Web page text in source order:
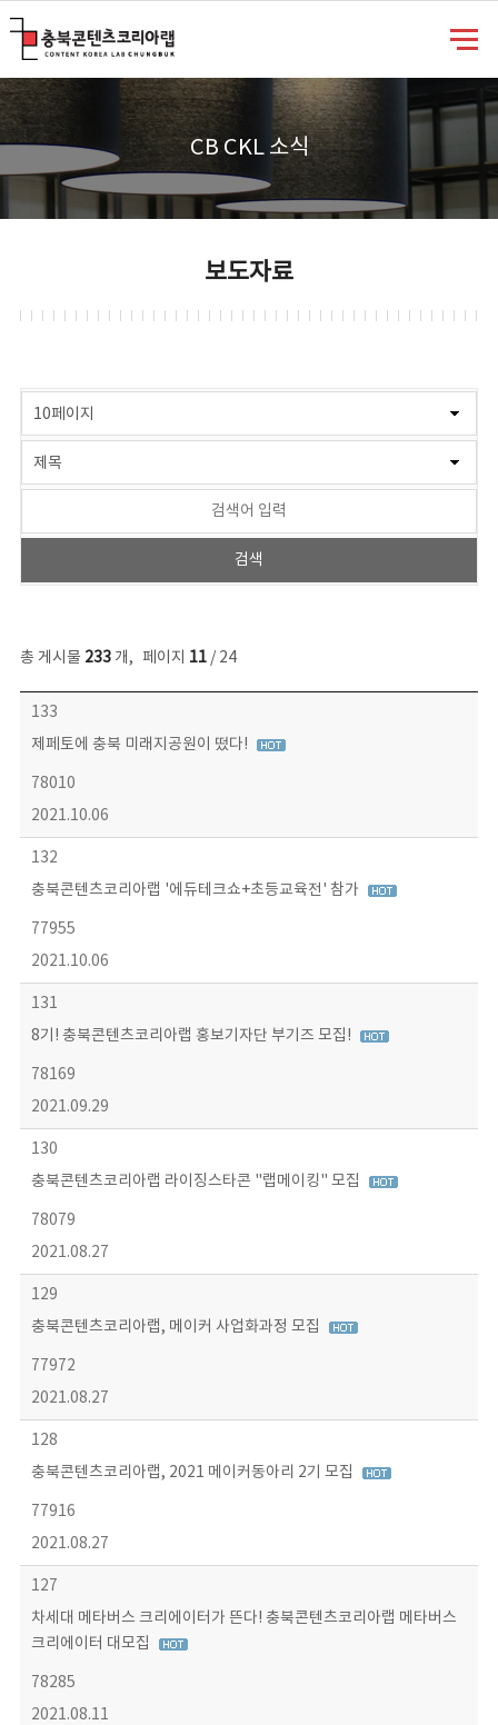
CB CKL 소식
보도자료
총 게시물 233개, 페이지 11/ 24
보도자료 목록 - 번호, 제목, 작성자, 파일, 조회수, 작성일 정보 제공
133
제페토에 충북 미래지공원이 떴다!
78010
2021.10.06
132
충북콘텐츠코리아랩 '에듀테크쇼+초등교육전' 참가
77955
2021.10.06
131
8기! 충북콘텐츠코리아랩 홍보기자단 부기즈 모집!
78169
2021.09.29
130
충북콘텐츠코리아랩 라이징스타콘 "랩메이킹" 모집
78079
2021.08.27
129
충북콘텐츠코리아랩, 메이커 사업화과정 모집
77972
2021.08.27
128
충북콘텐츠코리아랩, 2021 메이커동아리 2기 모집
77916
2021.08.27
127
차세대 메타버스 크리에이터가 뜬다! 충북콘텐츠코리아랩 메타버스
크리에이터 대모집
78285
2021.08.11